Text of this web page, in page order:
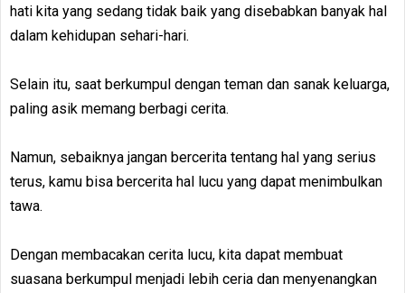
hati kita yang sedang tidak baik yang disebabkan banyak hal
dalam kehidupan sehari-hari.
Selain itu, saat berkumpul dengan teman dan sanak keluarga,
paling asik memang berbagi cerita.
Namun, sebaiknya jangan bercerita tentang hal yang serius
terus, kamu bisa bercerita hal lucu yang dapat menimbulkan
tawa.
Dengan membacakan cerita lucu, kita dapat membuat
suasana berkumpul menjadi lebih ceria dan menyenangkan